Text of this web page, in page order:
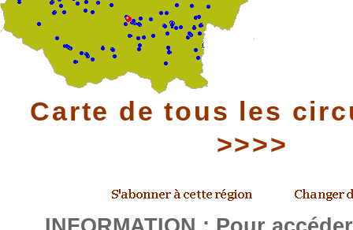
Carte de tous les
>>>>